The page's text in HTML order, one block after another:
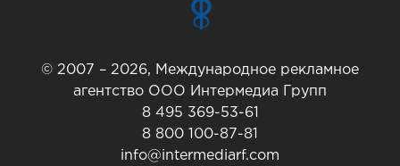
© 2007 – 2026, Международное рекламное
агентство ООО Интермедиа Групп
8 495 369-53-61
8 800 100-87-81
info@intermediarf.com